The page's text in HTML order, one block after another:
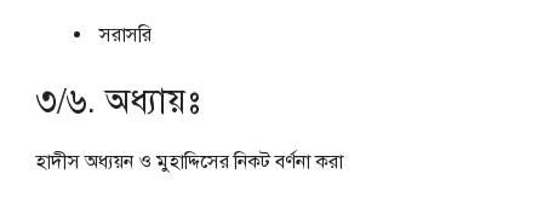
সরাসরি
৩/৬. অধ্যায়ঃ
হাদীস অধ্যয়ন ও মুহাদ্দিসের নিকট বর্ণনা করা